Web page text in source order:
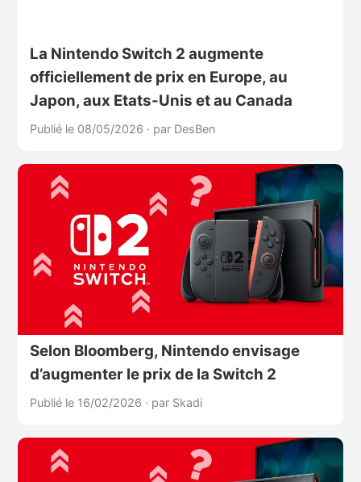
La Nintendo Switch 2 augmente
officiellement de prix en Europe, au
Japon, aux Etats-Unis et au Canada
Publié le 08/05/2026 · par DesBen
Selon Bloomberg, Nintendo envisage
d’augmenter le prix de la Switch 2
Publié le 16/02/2026 · par Skadi